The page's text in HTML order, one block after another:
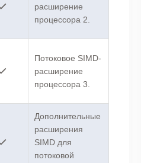
расширение
процессора 2.
Потоковое SIMD-
расширение
процессора 3.
Дополнительные
расширения
SIMD для
потоковой